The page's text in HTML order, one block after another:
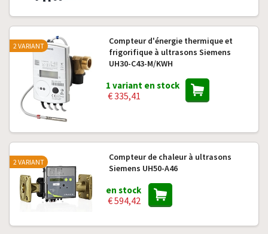
Compteur d'énergie thermique et
frigorifique à ultrasons Siemens
UH30-C43-M/KWH
1 variant en stock
€ 335,41
2 VARIANT
Compteur de chaleur à ultrasons
Siemens UH50-A46
en stock
€ 594,42
2 VARIANT